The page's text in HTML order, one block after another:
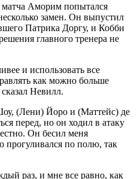
матча Аморим попытался
замен. Он выпустил
Патрика Доргу, и Кобби
главного тренера не
и использовать все
как можно больше
Невилл.
(Лени) Йоро и (Маттейс) де
перед, но он ходил в атаку
Он бесил меня
прогуливался по полю, так
раз, и мне все равно, как